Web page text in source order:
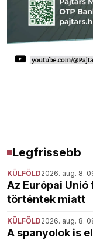
Legfrissebb
KÜLFÖLD2026. aug. 8.
Az Európai
történtek miatt
KÜLFÖLD2026. aug. 8.
A spanyolok is